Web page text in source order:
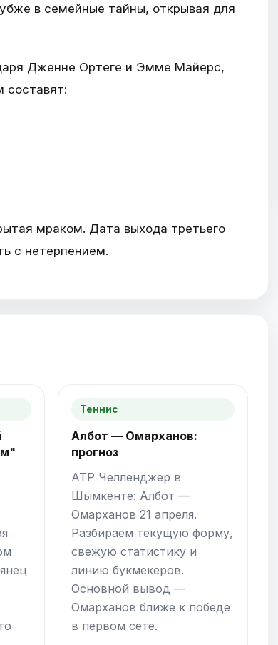
в семейные тайны, открывая для
Дженне Ортеге и Эмме Майерс,
мраком. Дата выхода третьего
с нетерпением.
Теннис
Албот — Омарханов:
прогноз
ATP Челленджер в
Шымкенте: Албот —
Омарханов 21 апреля.
Разбираем текущую форму,
свежую статистику и
линию букмекеров.
Основной вывод —
Омарханов ближе к победе
в первом сете.